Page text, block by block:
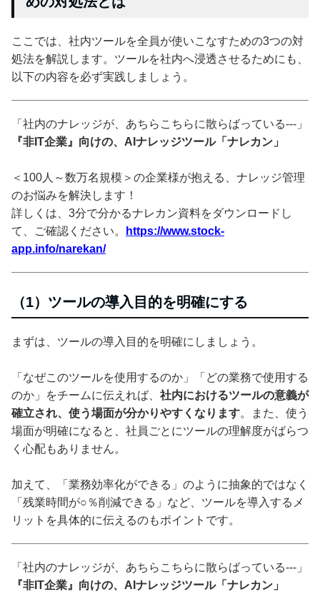
ここでは、社内ツールを全員が使いこなすための3つの対
処法を解説します。ツールを社内へ浸透させるためにも、
以下の内容を必ず実践しましょう。
「社内のナレッジが、あちらこちらに散らばっている---」
『非IT企業』向けの、AIナレッジツール「ナレカン」
＜100人～数万名規模＞の企業様が抱える、ナレッジ管理
のお悩みを解決します！
詳しくは、3分で分かるナレカン資料をダウンロードし
て、ご確認ください。
https://www.stock-
app.info/narekan/
（1）ツールの導入目的を明確にする
まずは、ツールの導入目的を明確にしましょう。
「なぜこのツールを使用するのか」「どの業務で使用する
のか」をチームに伝えれば、 社内におけるツールの意義が
確立され、使う場面が分かりやすくなります。また、使う
場面が明確になると、社員ごとにツールの理解度がばらつ
く心配もありません。
加えて、「業務効率化ができる」のように抽象的ではなく
「残業時間が○％削減できる」など、ツールを導入するメ
リットを具体的に伝えるのもポイントです。
「社内のナレッジが、あちらこちらに散らばっている---」
『非IT企業』向けの、AIナレッジツール「ナレカン」